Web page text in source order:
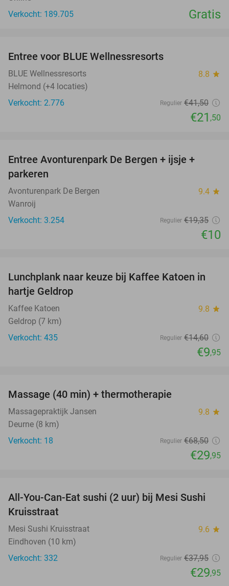
Verkocht: 189.705
Gratis
Entree voor BLUE Wellnessresorts
BLUE Wellnessresorts 8.8 star
Helmond (+4 locaties)
Verkocht: 2.776
Regulier €41,50
€21 ,50
Entree Avonturenpark De Bergen + ijsje +
parkeren
Avonturenpark De Bergen 9.4 star
Wanroij
Verkocht: 3.254
Regulier €19,35
€10
32%
Lunchplank naar keuze bij Kaffee Katoen in
hartje Geldrop
Kaffee Katoen 9.8 star
Geldrop (7 km)
Verkocht: 435
Regulier €14,60
€9,95
Massage (40 min) + thermotherapie
Massagepraktijk Jansen 9.8 star
Deurne (8 km)
Verkocht: 18
Regulier €68,50
€29,95
21%
All-You-Can-Eat sushi (2 uur) bij Mesi Sushi
Kruisstraat
Mesi Sushi Kruisstraat 9.6 star
Eindhoven (10 km)
Verkocht: 332
Regulier €37,95
€29,95